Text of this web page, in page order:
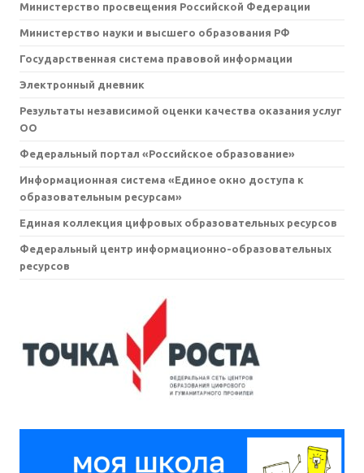
Министерство просвещения Российской Федерации
Министерство науки и высшего образования РФ
Государственная система правовой информации
Электронный дневник
Результаты независимой оценки качества оказания услуг
ОО
Федеральный портал «Российское образование»
Информационная система «Единое окно доступа к
образовательным ресурсам»
Единая коллекция цифровых образовательных ресурсов
Федеральный центр информационно-образовательных
ресурсов